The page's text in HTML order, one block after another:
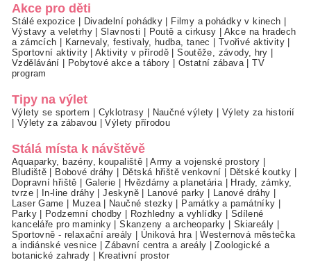
Akce pro děti
Stálé expozice | Divadelní pohádky | Filmy a pohádky v kinech |
Výstavy a veletrhy|Slavnosti | Poutě a cirkusy | Akce na hradech
a zámcích | Karnevaly, festivaly, hudba, tanec | Tvořivé aktivity |
Sportovní aktivity|Aktivity v přírodě |Soutěže, závody, hry |
Vzdělávání | Pobytové akce a tábory | Ostatní zábava |TV
program
Tipy na výlet
Výlety se sportem | Cyklotrasy | Naučné výlety | Výlety za historií
| Výlety za zábavou |Výlety přírodou
Stálá místa k návštěvě
Aquaparky, bazény, koupaliště |Army a vojenské prostory |
Bludiště | Bobové dráhy | Dětská hřiště venkovní | Dětské koutky |
Dopravní hřiště | Galerie | Hvězdárny a planetária | Hrady, zámky,
tvrze| In-line dráhy |Jeskyně| Lanové parky | Lanové dráhy |
Laser Game | Muzea| Naučné stezky | Památky a památníky |
Parky| Podzemní chodby | Rozhledny a vyhlídky | Sdílené
kanceláře pro maminky |Skanzeny a archeoparky | Skiareály |
Sportovně - relaxační areály | Úniková hra |Westernová městečka
a indiánské vesnice |Zábavní centra a areály |Zoologické a
botanické zahrady | Kreativní prostor